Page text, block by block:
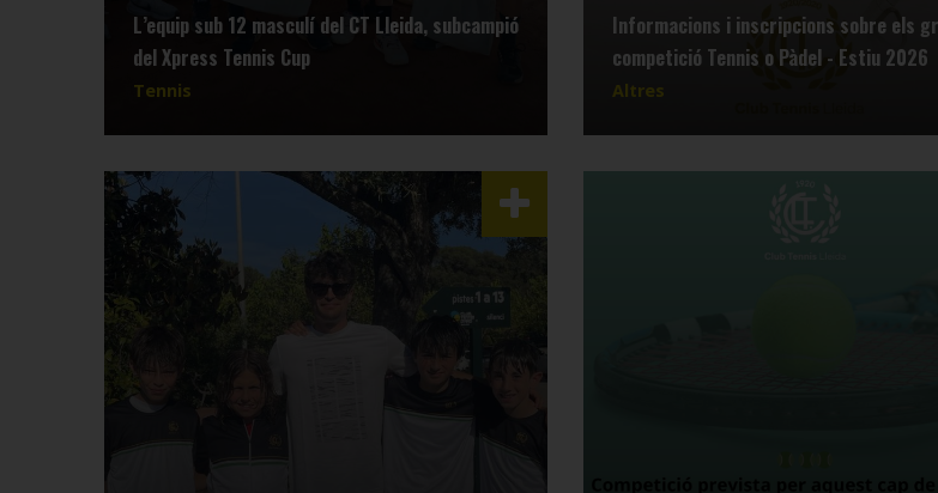
L’equip sub 12 masculí del CT Lleida, subcampió
del Xpress Tennis Cup
Tennis
Informacions i inscripcions sobre els
competició Tennis o Pàdel - Estiu 2026
Altres